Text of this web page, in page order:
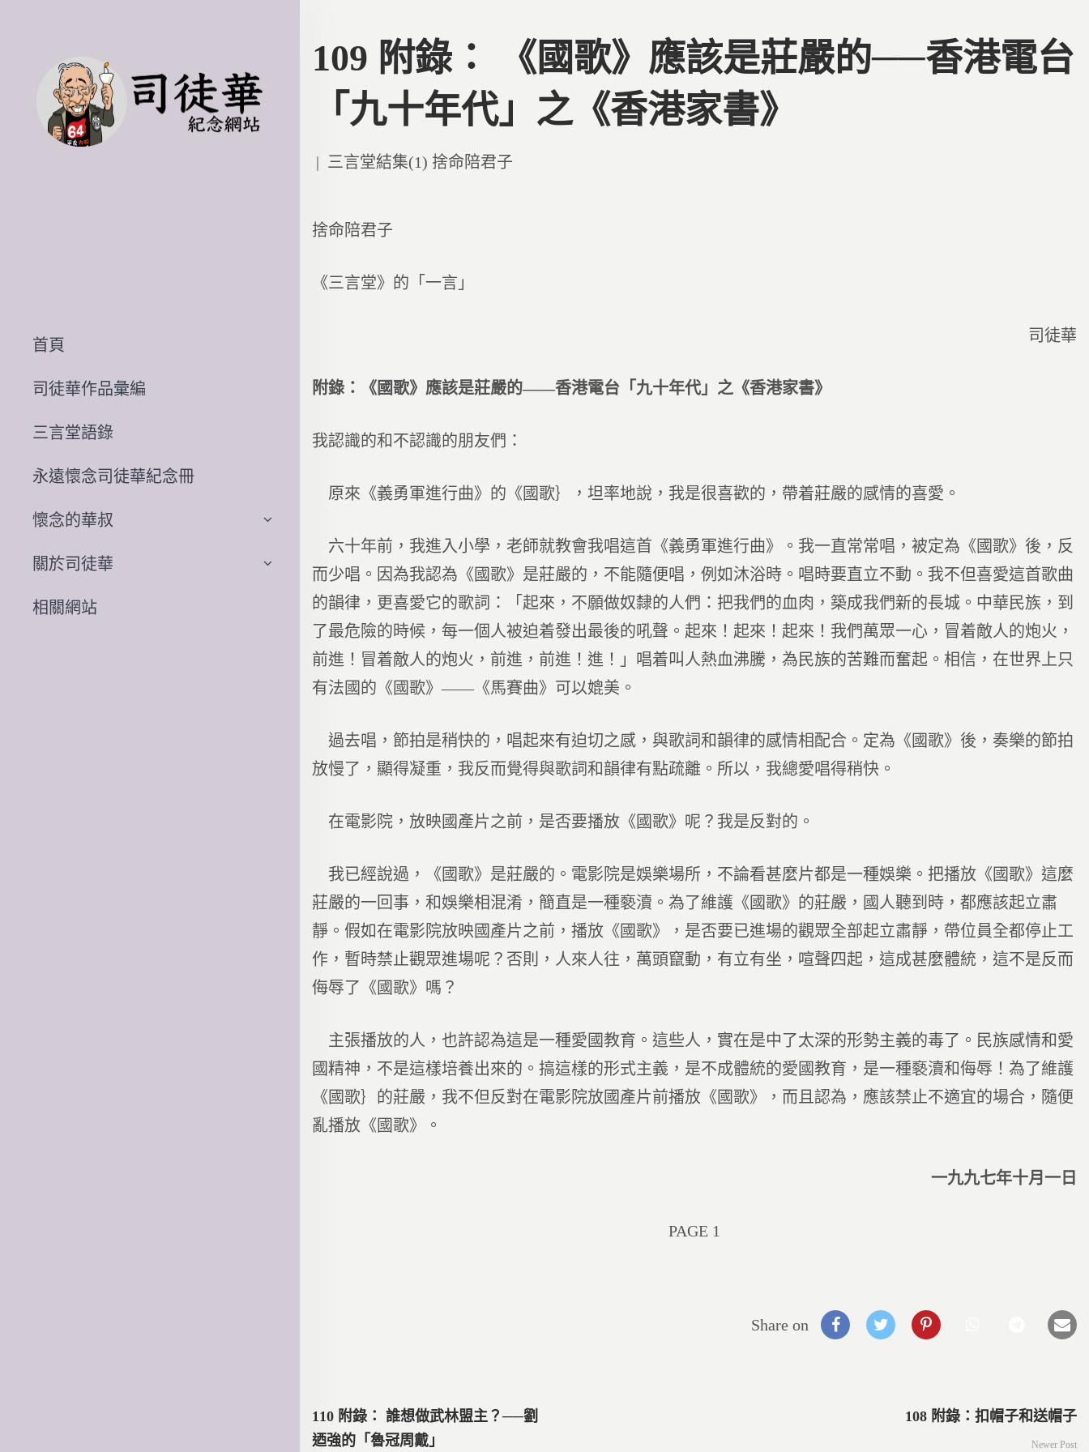
首頁
司徒華作品彙編
三言堂語錄
永遠懷念司徒華紀念冊
懷念的華叔
關於司徒華
相關網站
109 附錄： 《國歌》應該是莊嚴的──香港電台
「九十年代」之《香港家書》
Posted
三言堂結集(1) 捨命陪君子
捨命陪君子
《三言堂》的「一言」
司徒華
附錄：《國歌》應該是莊嚴的——香港電台「九十年代」之《香港家書》
我認識的和不認識的朋友們：
原來《義勇軍進行曲》的《國歌｝，坦率地說，我是很喜歡的，帶着莊嚴的感情的喜愛。
六十年前，我進入小學，老師就教會我唱這首《義勇軍進行曲》。我一直常常唱，被定為《國歌》後，反
而少唱。因為我認為《國歌》是莊嚴的，不能隨便唱，例如沐浴時。唱時要直立不動。我不但喜愛這首歌曲
的韻律，更喜愛它的歌詞：「起來，不願做奴隸的人們：把我們的血肉，築成我們新的長城。中華民族，到
了最危險的時候，每一個人被迫着發出最後的吼聲。起來！起來！起來！我們萬眾一心，冒着敵人的炮火，
前進！冒着敵人的炮火，前進，前進！進！」唱着叫人熱血沸騰，為民族的苦難而奮起。相信，在世界上只
有法國的《國歌》——《馬賽曲》可以媲美。
過去唱，節拍是稍快的，唱起來有迫切之感，與歌詞和韻律的感情相配合。定為《國歌》後，奏樂的節拍
放慢了，顯得凝重，我反而覺得與歌詞和韻律有點疏離。所以，我總愛唱得稍快。
在電影院，放映國產片之前，是否要播放《國歌》呢？我是反對的。
我已經說過，《國歌》是莊嚴的。電影院是娛樂場所，不論看甚麼片都是一種娛樂。把播放《國歌》這麼
莊嚴的一回事，和娛樂相混淆，簡直是一種褻瀆。為了維護《國歌》的莊嚴，國人聽到時，都應該起立肅
靜。假如在電影院放映國產片之前，播放《國歌》，是否要已進場的觀眾全部起立肅靜，帶位員全都停止工
作，暫時禁止觀眾進場呢？否則，人來人往，萬頭竄動，有立有坐，喧聲四起，這成甚麼體統，這不是反而
侮辱了《國歌》嗎？
主張播放的人，也許認為這是一種愛國教育。這些人，實在是中了太深的形勢主義的毒了。民族感情和愛
國精神，不是這樣培養出來的。搞這樣的形式主義，是不成體統的愛國教育，是一種褻瀆和侮辱！為了維護
《國歌｝的莊嚴，我不但反對在電影院放國產片前播放《國歌》，而且認為，應該禁止不適宜的場合，隨便
亂播放《國歌》。
一九九七年十月一日
PAGE 1
Share on
文
110 附錄： 誰想做武林盟主？──劉
迺強的「魯冠周戴」
108 附錄：扣帽子和送帽子
Newer Post